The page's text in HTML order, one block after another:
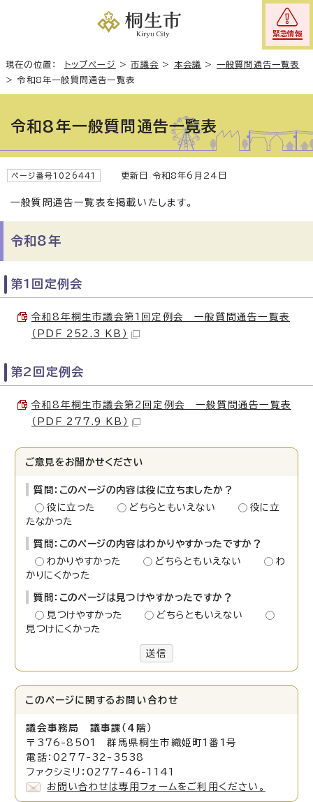
緊急情報
現在の位置： トップページ >市議会 > 本会議 > 一般質問通告一覧表
>令和8年一般質問通告一覧表
令和8年一般質問通告一覧表
ページ番号1026441 更新日 令和8年6月24日
一般質問通告一覧表を掲載いたします。
令和8年
第1回定例会
令和8年桐生市議会第1回定例会 一般質問通告一覧表
（PDF 252.3 KB）
第2回定例会
令和8年桐生市議会第2回定例会 一般質問通告一覧表
（PDF 277.9 KB）
ご意見をお聞かせください
質問：このページの内容は役に立ちましたか？
役に立った
どちらともいえない
役に立
たなかった
質問：このページの内容はわかりやすかったですか？
わかりやすかった
どちらともいえない
わ
かりにくかった
質問：このページは見つけやすかったですか？
見つけやすかった
どちらともいえない
見つけにくかった
送信
このページに関する お問い合わせ
議会事務局 議事課（4階）
〒376-8501 群馬県桐生市織姫町1番1号
電話：0277-32-3538
ファクシミリ：0277-46-1141
お問い合わせは専用フォームをご利用ください。